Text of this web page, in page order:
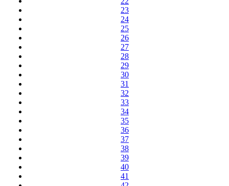
23
24
25
26
27
28
29
30
31
32
33
34
35
36
37
38
39
40
41